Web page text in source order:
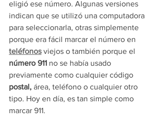
eligió ese número. Algunas versiones
indican que se utilizó una computadora
para seleccionarla, otras simplemente
porque era fácil marcar el número en
teléfonos viejos o también porque el
número 911 no se había usado
previamente como cualquier código
postal, área, teléfono o cualquier otro
tipo. Hoy en día, es tan simple como
marcar 911.